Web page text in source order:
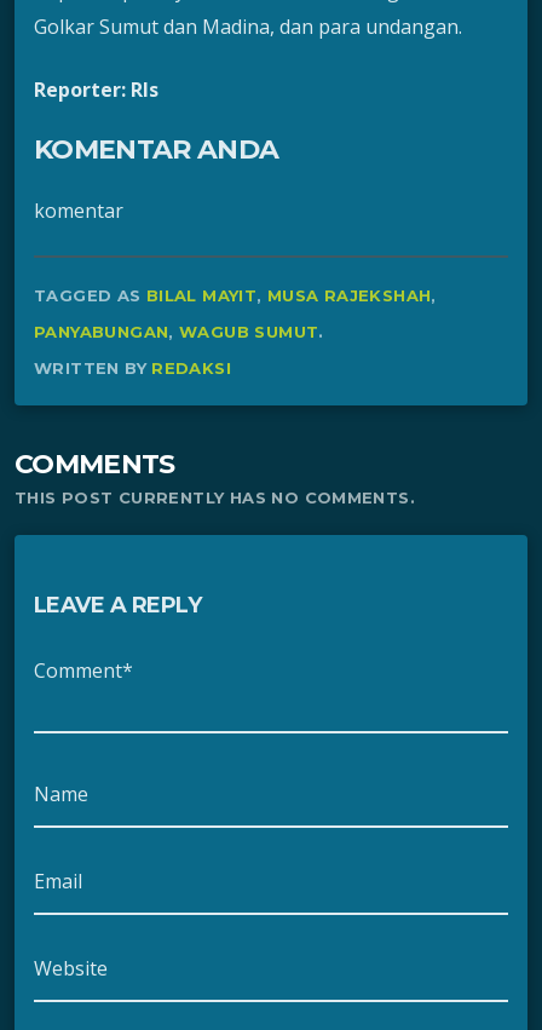
Golkar Sumut dan Madina, dan para undangan.
Reporter: Rls
KOMENTAR ANDA
komentar
TAGGED AS BILAL MAYIT, MUSA RAJEKSHAH,
PANYABUNGAN,WAGUB SUMUT.
WRITTEN BY REDAKSI
COMMENTS
THIS POST CURRENTLY HAS NO COMMENTS.
LEAVE A REPLY
Comment*
Name
Email
Website